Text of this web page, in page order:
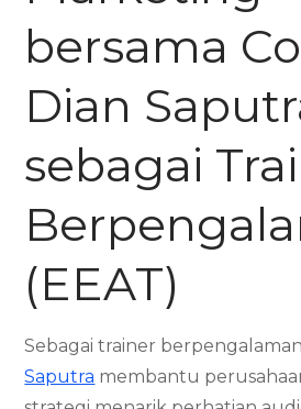
bersama
Dian
sebagai
(EEAT)
Sebagai trainer
Saputra membantu